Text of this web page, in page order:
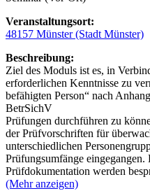
Veranstaltungsort:
48157 Münster (Stadt Münster)
Beschreibung:
Ziel des Moduls ist es, in
erforderlichen Kenntnisse zu
befähigten Person“ nach
BetrSichV
Prüfungen durchführen zu
der Prüfvorschriften für
unterschiedlichen
Prüfungsumfänge
Prüfdokumentation werden
(Mehr anzeigen)